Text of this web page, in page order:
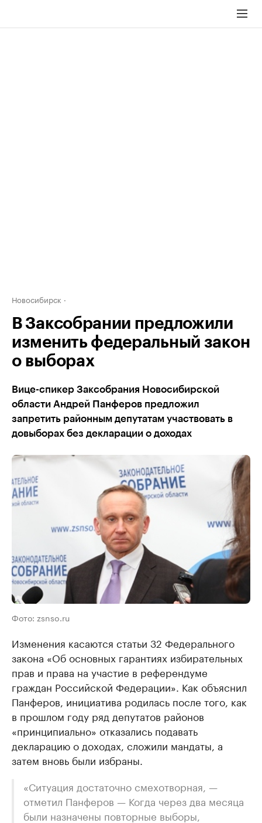
Новосибирск
В Заксобрании предложили
изменить федеральный закон
о выборах
Вице-спикер Заксобрания Новосибирской
области Андрей Панферов предложил
запретить районным депутатам участвовать в
довыборах без декларации о доходах
Фото: zsnso.ru
Изменения касаются статьи 32 Федерального
закона «Об основных гарантиях избирательных
прав и права на участие в референдуме
граждан Российской Федерации». Как объяснил
Панферов, инициатива родилась после того, как
в прошлом году ряд депутатов районов
«принципиально» отказались подавать
декларацию о доходах, сложили мандаты, а
затем вновь были избраны.
«Ситуация достаточно смехотворная, —
отметил Панферов — Когда через два месяца
были назначены повторные выборы,